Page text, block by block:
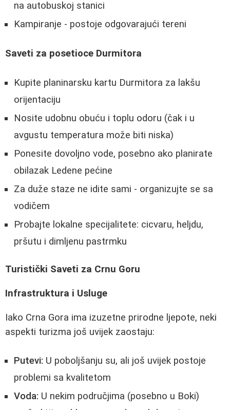
na autobuskoj stanici
Kampiranje - postoje odgovarajući tereni
Saveti za posetioce Durmitora
Kupite planinarsku kartu Durmitora za lakšu
orijentaciju
Nosite udobnu obuću i toplu odoru (čak i u
avgustu temperatura može biti niska)
Ponesite dovoljno vode, posebno ako planirate
obilazak Ledene pećine
Za duže staze ne idite sami - organizujte se sa
vodičem
Probajte lokalne specijalitete: cicvaru, heljdu,
pršutu i dimljenu pastrmku
Turistički Saveti za Crnu Goru
Infrastruktura i Usluge
Iako Crna Gora ima izuzetne prirodne ljepote, neki
aspekti turizma još uvijek zaostaju:
Putevi: U poboljšanju su, ali još uvijek postoje
problemi sa kvalitetom
Voda: U nekim područjima (posebno u Boki)